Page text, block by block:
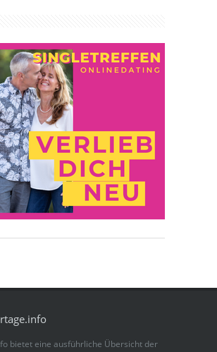
bietet eine ausführliche Übersicht der